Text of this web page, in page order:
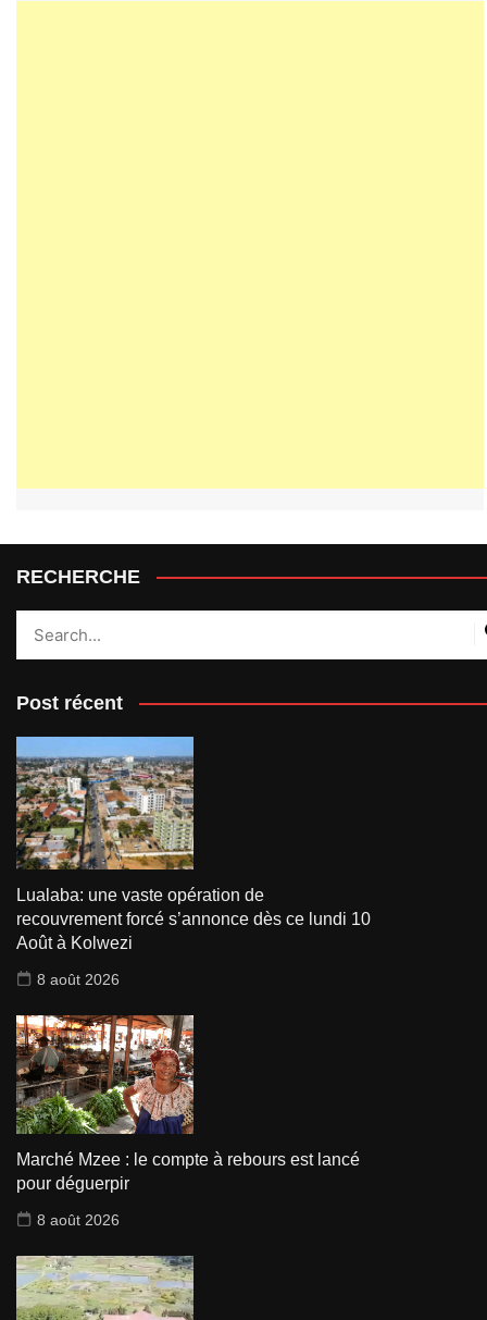
RECHERCHE
Post récent
Lualaba: une vaste opération de
recouvrement forcé s’annonce dès ce lundi 10
Août à Kolwezi
8 août 2026
Marché Mzee : le compte à rebours est lancé
pour déguerpir
8 août 2026